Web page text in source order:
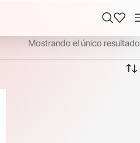
Mostrando el único resultado